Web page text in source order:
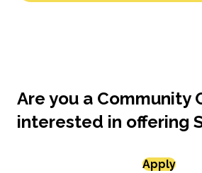
Are you a Community
interested in offering
Apply